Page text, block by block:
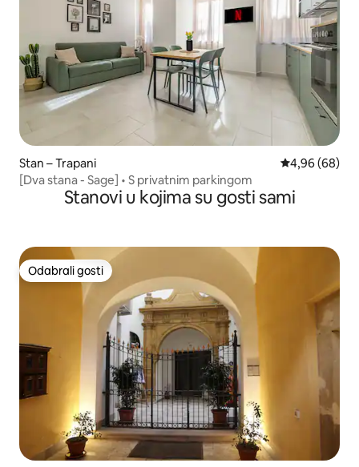
Stan – Trapani Prosječna
4,96 (68)
[Dva stana - Sage] • S privatnim parkingom
Stanovi u kojima su gosti sami
Odabrali gosti
Odabrali gosti